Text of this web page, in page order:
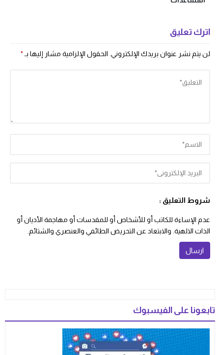
اترك تعليق
لن يتم نشر عنوان بريدك الإلكتروني. الحقول الإلزامية مشار إليها بـ*
شروط التعليق :
عدم الإساءة للكاتب أو للأشخاص أو للمقدسات أو مهاجمة الأديان أو
الذات الالهية. والابتعاد عن التحريض الطائفي والعنصري والشتائم.
تابعونا على الفيسبوك